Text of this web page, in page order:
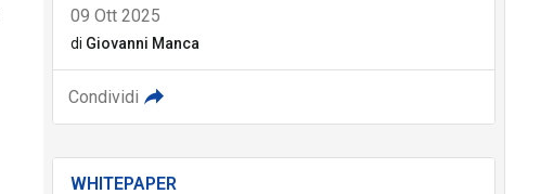
09 Ott 2025
di Giovanni Manca
Condividi
WHITEPAPER